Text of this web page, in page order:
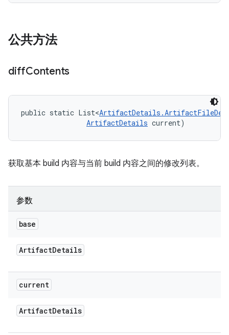
公共方法
diffContents
public static List<
ArtifactDetails current)
获取基本 build 内容与当前 build 内容之间的修改列表。
参数
base
ArtifactDetails
current
ArtifactDetails